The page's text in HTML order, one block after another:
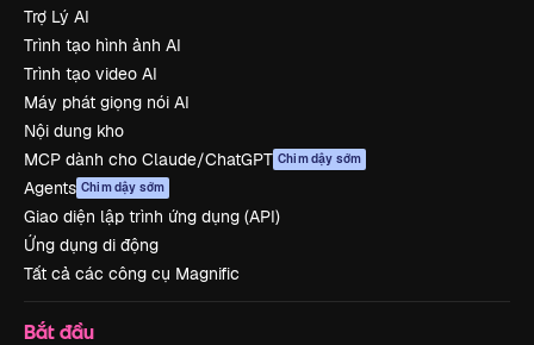
Trợ Lý AI
Trình tạo hình ảnh AI
Trình tạo video AI
Máy phát giọng nói AI
Nội dung kho
MCP dành cho Claude/ChatGPT Chim dậy sớm
Agents Chim dậy sớm
Giao diện lập trình ứng dụng (API)
Ứng dụng di động
Tất cả các công cụ Magnific
Bắt đầu